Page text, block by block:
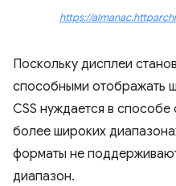
https://
Поскольку дисплеи
способными отображать
CSS нуждается в способе
более широких
форматы не
диапазон.